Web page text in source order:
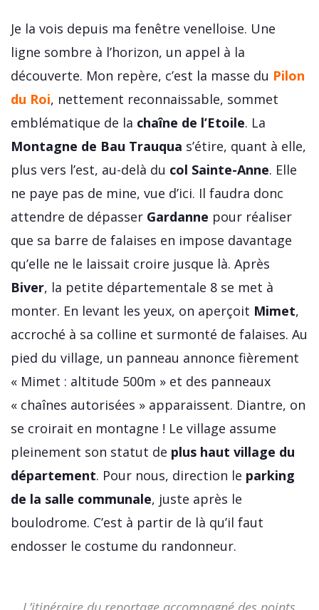
Je la vois depuis ma fenêtre venelloise. Une
ligne sombre à l’horizon, un appel à la
découverte. Mon repère, c’est la masse du Pilon
du Roi, nettement reconnaissable, sommet
emblématique de la chaîne de l’Etoile. La
Montagne de Bau Trauqua s’étire, quant à elle,
plus vers l’est, au-delà du col Sainte-Anne. Elle
ne paye pas de mine, vue d’ici. Il faudra donc
attendre de dépasser Gardanne pour réaliser
que sa barre de falaises en impose davantage
qu’elle ne le laissait croire jusque là. Après
Biver, la petite départementale 8 se met à
monter. En levant les yeux, on aperçoit Mimet,
accroché à sa colline et surmonté de falaises. Au
pied du village, un panneau annonce fièrement
« Mimet : altitude 500m » et des panneaux
« chaînes autorisées » apparaissent. Diantre, on
se croirait en montagne ! Le village assume
pleinement son statut de plus haut village du
département. Pour nous, direction le parking
de la salle communale, juste après le
boulodrome. C’est à partir de là qu’il faut
endosser le costume du randonneur.